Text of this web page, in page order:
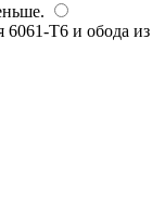
6061-T6 и обода из